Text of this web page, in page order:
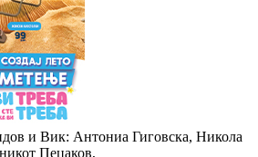
и Вик: Антониа Гиговска, Никола
Пецаков,